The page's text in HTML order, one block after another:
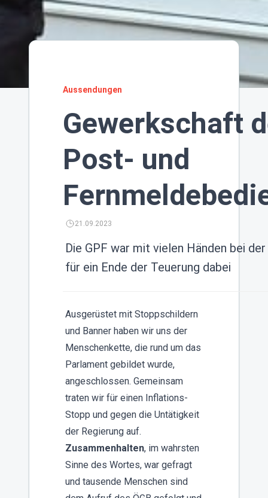
Aussendungen
Gewerkschaft
Post- und
21.09.2023
Die GPF war mit vielen Händen bei
für ein Ende der Teuerung dabei
Ausgerüstet mit Stoppschildern
und Banner haben wir uns der
Menschenkette, die rund um das
Parlament gebildet wurde,
angeschlossen. Gemeinsam
traten wir für einen Inflations-
Stopp und gegen die Untätigkeit
der Regierung auf.
Zusammenhalten, im wahrsten
Sinne des Wortes, war gefragt
und tausende Menschen sind